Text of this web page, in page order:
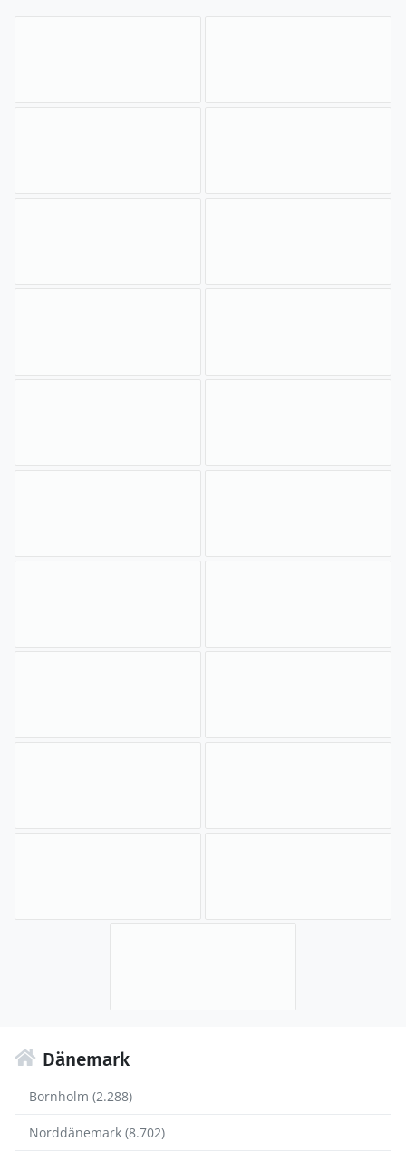
Dänemark
Bornholm (2.288)
Norddänemark (8.702)